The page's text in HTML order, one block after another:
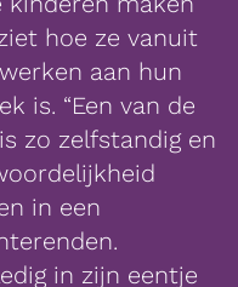
hoe ze vanuit
aan hun
is. “Een van de
zo zelfstandig en
in een
in zijn eentje